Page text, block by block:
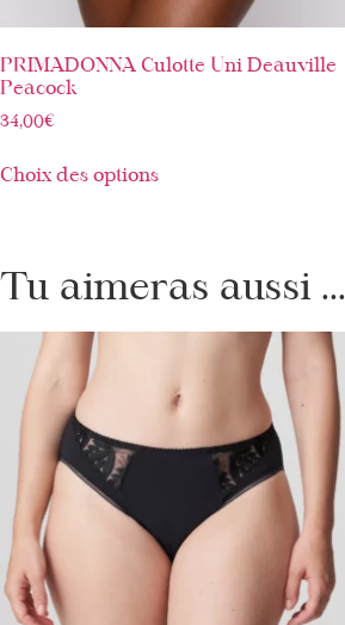
PRIMADONNA Culotte Uni Deauville
Peacock
34,00€
Choix des options
Tu aimeras aussi ...